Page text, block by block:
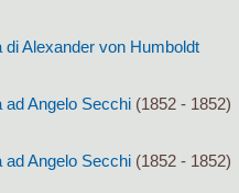
di Alexander von Humboldt
ad Angelo Secchi (1852 - 1852)
ad Angelo Secchi (1852 - 1852)